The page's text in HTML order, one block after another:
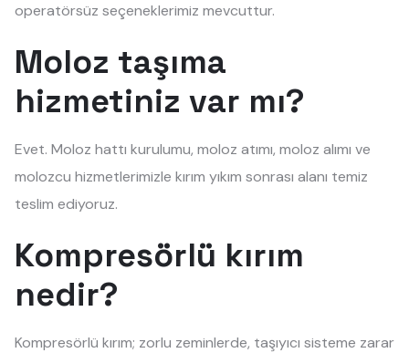
operatörsüz seçeneklerimiz mevcuttur.
Moloz taşıma
hizmetiniz var mı?
Evet. Moloz hattı kurulumu, moloz atımı, moloz alımı ve
molozcu hizmetlerimizle kırım yıkım sonrası alanı temiz
teslim ediyoruz.
Kompresörlü kırım
nedir?
Kompresörlü kırım; zorlu zeminlerde, taşıyıcı sisteme zarar